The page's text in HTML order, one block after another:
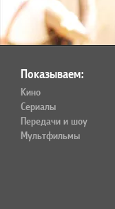
Показываем:
Кино
Сериалы
Передачи и шоу
Мультфильмы